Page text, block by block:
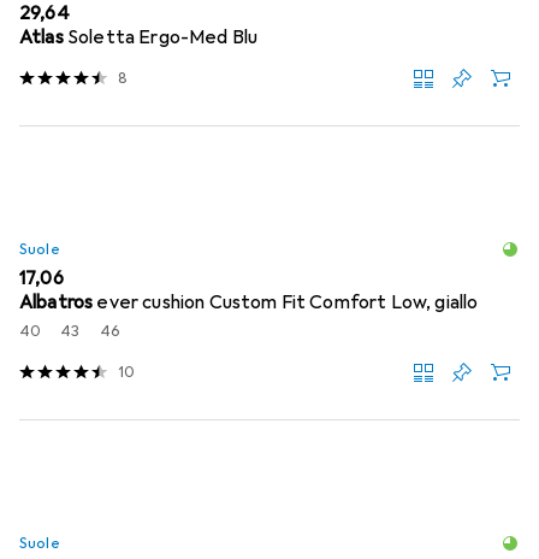
EUR
29,64
Atlas Soletta Ergo-Med Blu
8
Suole
EUR
17,06
Albatros ever cushion Custom Fit Comfort Low, giallo
40 43 46
10
Suole